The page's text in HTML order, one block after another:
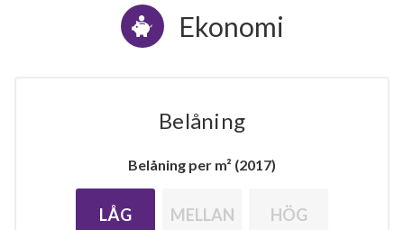
Ekonomi
Belåning
Belåning per m² (2017)
LÅG MELLAN HÖG